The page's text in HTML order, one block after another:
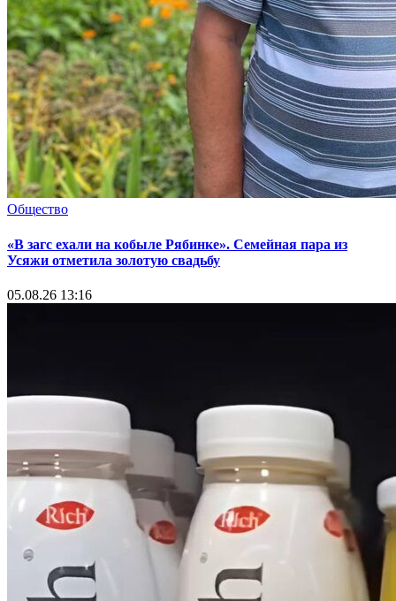
Общество
«В загс ехали на кобыле Рябинке». Семейная пара из
Усяжи отметила золотую свадьбу
05.08.26 13:16